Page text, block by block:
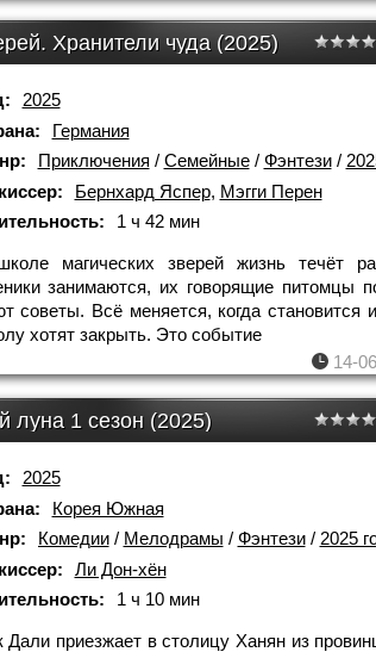
Хранители чуда (2025)
2025
Германия
Приключения / Семейные/ Фэнтези/
Бернхард Яспер, Мэгги Перен
1 ч 42 мин
магических зверей жизнь течёт
занимаются, их говорящие питомцы
советы. Всё меняется, когда становится
хотят закрыть. Это событие
14-
луна 1 сезон (2025)
2025
Корея Южная
Комедии/ Мелодрамы / Фэнтези/ 2025
Ли Дон-хён
1 ч 10 мин
Дали приезжает в столицу Ханян из